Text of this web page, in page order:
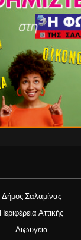
Δήμος Σαλαμίνας
Περιφέρεια Αττικής
Δι@υγεια